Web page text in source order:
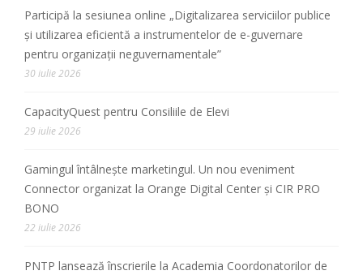
Participă la sesiunea online „Digitalizarea serviciilor publice
și utilizarea eficientă a instrumentelor de e-guvernare
pentru organizații neguvernamentale”
30 iulie 2026
CapacityQuest pentru Consiliile de Elevi
29 iulie 2026
Gamingul întâlnește marketingul. Un nou eveniment
Connector organizat la Orange Digital Center și CIR PRO
BONO
22 iulie 2026
PNTP lansează înscrierile la Academia Coordonatorilor de